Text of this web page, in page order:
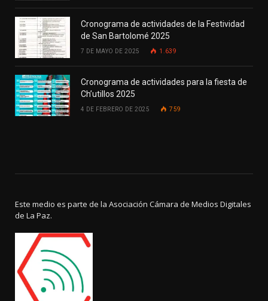
Cronograma de actividades de la Festividad
de San Bartolomé 2025
7 DE MAYO DE 2025 1.639
Cronograma de actividades para la fiesta de
Ch’utillos 2025
4 DE FEBRERO DE 2025 759
Este medio es parte de la Asociación Cámara de Medios Digitales
de La Paz.